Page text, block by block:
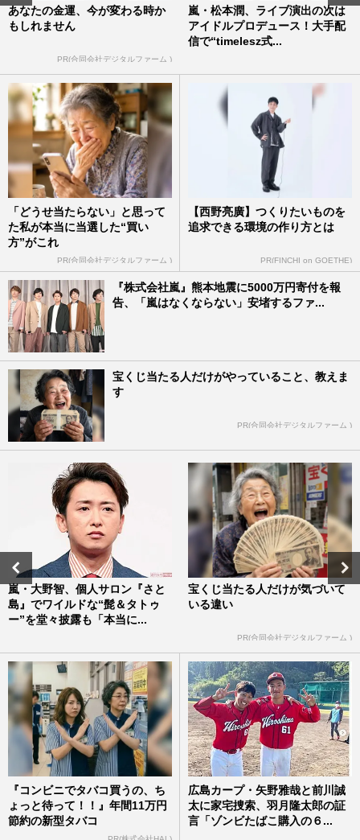
あなたの金運、今が変わる時か
もしれません
PR(合同会社デジタルファーム )
嵐・松本潤、ライブ演出の次は
アイドルプロデュース！大手配
信で“timelesz式...
「どうせ当たらない」と思って
た私が本当に当選した“買い
方”がこれ
PR(合同会社デジタルファーム )
【西野亮廣】つくりたいものを
追求できる環境の作り方とは
PR(FINCHI on GOETHE)
『株式会社嵐』熊本地震に5000万円寄付を報
告、「嵐はなくならない」安堵するファ...
宝くじ当たる人だけがやっていること、教えま
す
PR(合同会社デジタルファーム )
嵐・大野智、個人サロン『さと
島』でワイルドな“髭＆タトゥ
ー”を堂々披露も「本当に...
宝くじ当たる人だけが気づいて
いる違い
PR(合同会社デジタルファーム )
『コンビニでタバコ買うの、ち
ょっと待って！！』年間11万円
節約の新型タバコ
広島カープ・矢野雅哉と前川誠
太に家宅捜索、羽月隆太郎の証
言「ゾンビたばこ購入の６...